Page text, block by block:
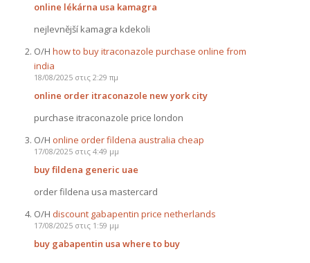
online lékárna usa kamagra
nejlevnější kamagra kdekoli
Ο/Η how to buy itraconazole purchase online from
india
18/08/2025 στις 2:29 πμ
online order itraconazole new york city
purchase itraconazole price london
Ο/Η online order fildena australia cheap
17/08/2025 στις 4:49 μμ
buy fildena generic uae
order fildena usa mastercard
Ο/Η discount gabapentin price netherlands
17/08/2025 στις 1:59 μμ
buy gabapentin usa where to buy